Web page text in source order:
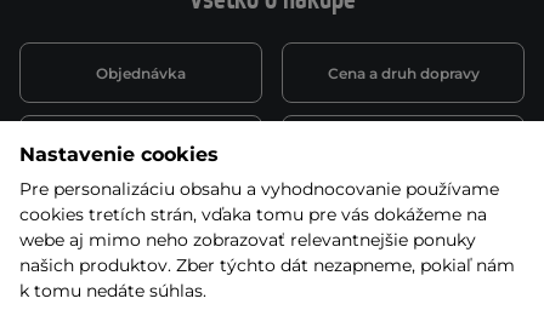
Objednávka Cena a druh dopravy
Spôsob platby
Montáž a servis Reklamácie a záruka
Kariéra
Nastavenie cookies
Pre personalizáciu obsahu a vyhodnocovanie používame
cookies tretích strán, vďaka tomu pre vás dokážeme na
webe aj mimo neho zobrazovať relevantnejšie ponuky
našich produktov. Zber týchto dát nezapneme, pokiaľ nám
k tomu nedáte súhlas.